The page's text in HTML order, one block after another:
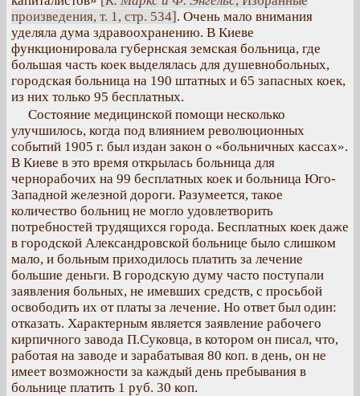
произведения, т. 1, стр. 534]. Очень мало внимания
уделяла дума здравоохранению. В Киеве
функционировала губернская земская больница, где
большая часть коек выделялась для душевнобольных,
городская больница на 190 штатных и 65 запасных коек,
из них только 95 бесплатных.
Состояние медицинской помощи несколько
улучшилось, когда под влиянием революционных
событий 1905 г. был издан закон о «больничных кассах».
В Киеве в это время открылась больница для
чернорабочих на 99 бесплатных коек и больница Юго-
Западной железной дороги. Разумеется, такое
количество больниц не могло удовлетворить
потребностей трудящихся города. Бесплатных коек даже
в городской Александровской больнице было слишком
мало, и больным приходилось платить за лечение
большие деньги. В городскую думу часто поступали
заявления больных, не имевших средств, с просьбой
освободить их от платы за лечение. Но ответ был один:
отказать. Характерным является заявление рабочего
кирпичного завода П.Суковца, в котором он писал, что,
работая на заводе и зарабатывая 80 коп. в день, он не
имеет возможности за каждый день пребывания в
больнице платить 1 руб. 30 коп.